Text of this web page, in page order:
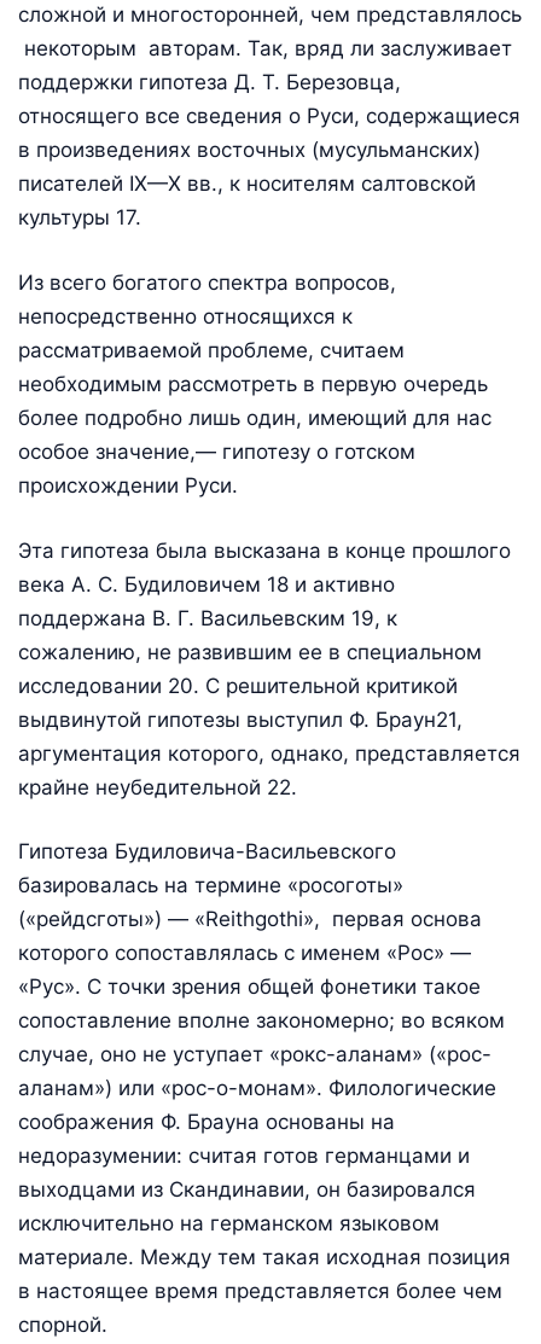
сложной и многосторонней, чем представлялось
некоторым авторам. Так, вряд ли заслуживает
поддержки гипотеза Д. Т. Березовца,
относящего все сведения о Руси, содержащиеся
в произведениях восточных (мусульманских)
писателей IX—Х вв., к носителям салтовской
культуры 17.
Из всего богатого спектра вопросов,
непосредственно относящихся к
рассматриваемой проблеме, считаем
необходимым рассмотреть в первую очередь
более подробно лишь один, имеющий для нас
особое значение,— гипотезу о готском
происхождении Руси.
Эта гипотеза была высказана в конце прошлого
века А. С. Будиловичем 18 и активно
поддержана В. Г. Васильевским 19, к
сожалению, не развившим ее в специальном
исследовании 20. С решительной критикой
выдвинутой гипотезы выступил Ф. Браун21,
аргументация которого, однако, представляется
крайне неубедительной 22.
Гипотеза Будиловича-Васильевского
базировалась на термине «росоготы»
(«рейдсготы») — «Reithgothi», первая основа
которого сопоставлялась с именем «Рос» —
«Рус». С точки зрения общей фонетики такое
сопоставление вполне закономерно; во всяком
случае, оно не уступает «рокс-аланам» («рос-
аланам») или «рос-о-монам». Филологические
соображения Ф. Брауна основаны на
недоразумении: считая готов германцами и
выходцами из Скандинавии, он базировался
исключительно на германском языковом
материале. Между тем такая исходная позиция
в настоящее время представляется более чем
спорной.